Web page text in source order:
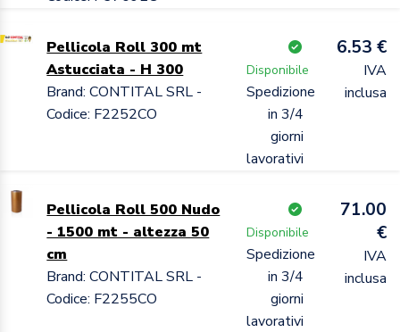
Pellicola Roll 300 mt
Astucciata - H 300
Brand: CONTITAL SRL -
Codice: F2252CO
Disponibile
Spedizione
in 3/4
giorni
lavorativi
6.53 €
IVA
inclusa
Pellicola Roll 500 Nudo
- 1500 mt - altezza 50
cm
Brand: CONTITAL SRL -
Codice: F2255CO
Disponibile
Spedizione
in 3/4
giorni
lavorativi
71.00
€
IVA
inclusa